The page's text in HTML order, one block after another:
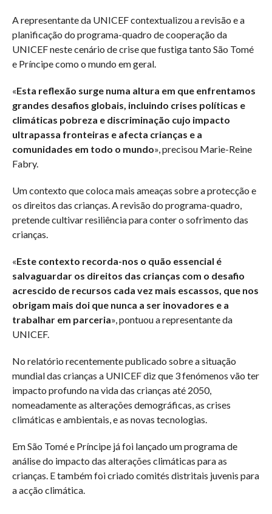
A representante da UNICEF contextualizou a revisão e a
planificação do programa-quadro de cooperação da
UNICEF neste cenário de crise que fustiga tanto São Tomé
e Príncipe como o mundo em geral.
«Esta reflexão surge numa altura em que enfrentamos
grandes desafios globais, incluindo crises políticas e
climáticas pobreza e discriminação cujo impacto
ultrapassa fronteiras e afecta crianças e a
comunidades em todo o mundo», precisou Marie-Reine
Fabry.
Um contexto que coloca mais ameaças sobre a protecção e
os direitos das crianças. A revisão do programa-quadro,
pretende cultivar resiliência para conter o sofrimento das
crianças.
«Este contexto recorda-nos o quão essencial é
salvaguardar os direitos das crianças com o desafio
acrescido de recursos cada vez mais escassos, que nos
obrigam mais doi que nunca a ser inovadores e a
trabalhar em parceria», pontuou a representante da
UNICEF.
No relatório recentemente publicado sobre a situação
mundial das crianças a UNICEF diz que 3 fenómenos vão ter
impacto profundo na vida das crianças até 2050,
nomeadamente as alterações demográficas, as crises
climáticas e ambientais, e as novas tecnologias.
Em São Tomé e Príncipe já foi lançado um programa de
análise do impacto das alterações climáticas para as
crianças. E também foi criado comités distritais juvenis para
a acção climática.